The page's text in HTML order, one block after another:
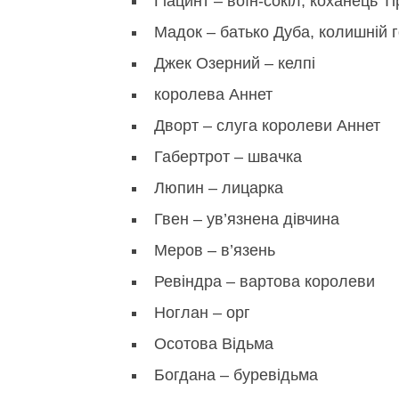
Мадок – батько Дуба, колишній
Джек Озерний – келпі
королева Аннет
Дворт – слуга королеви Аннет
Габертрот – швачка
Люпин – лицарка
Гвен – ув’язнена дівчина
Меров – в’язень
Ревіндра – вартова королеви
Ноглан – орг
Осотова Відьма
Богдана – буревідьма